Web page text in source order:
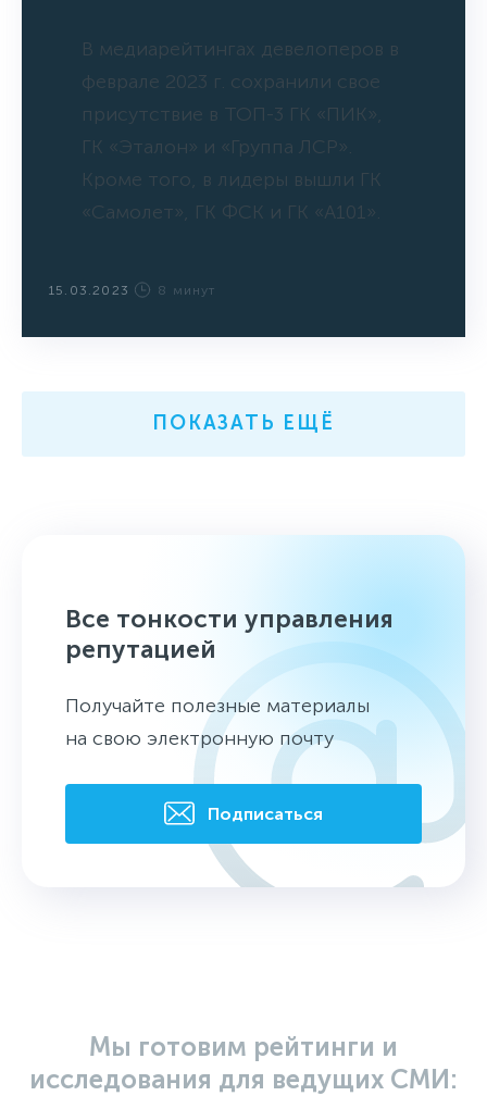
В медиарейтингах девелоперов в
феврале 2023 г. сохранили свое
присутствие в ТОП-3 ГК «ПИК»,
ГК «Эталон» и «Группа ЛСР».
Кроме того, в лидеры вышли ГК
«Самолет», ГК ФСК и ГК «А101».
15.03.2023 8 минут
ПОКАЗАТЬ ЕЩЁ
Все тонкости управления
репутацией
Получайте полезные материалы
на свою электронную почту
Подписаться
Мы готовим рейтинги и
исследования для ведущих СМИ: